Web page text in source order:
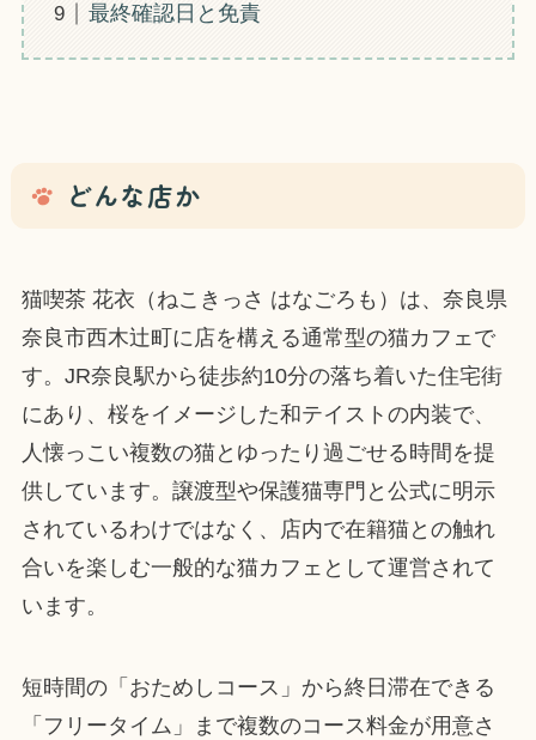
最終確認日と免責
どんな店か
猫喫茶 花衣（ねこきっさ はなごろも）は、奈良県
奈良市西木辻町に店を構える通常型の猫カフェで
す。JR奈良駅から徒歩約10分の落ち着いた住宅街
にあり、桜をイメージした和テイストの内装で、
人懐っこい複数の猫とゆったり過ごせる時間を提
供しています。譲渡型や保護猫専門と公式に明示
されているわけではなく、店内で在籍猫との触れ
合いを楽しむ一般的な猫カフェとして運営されて
います。
短時間の「おためしコース」から終日滞在できる
「フリータイム」まで複数のコース料金が用意さ